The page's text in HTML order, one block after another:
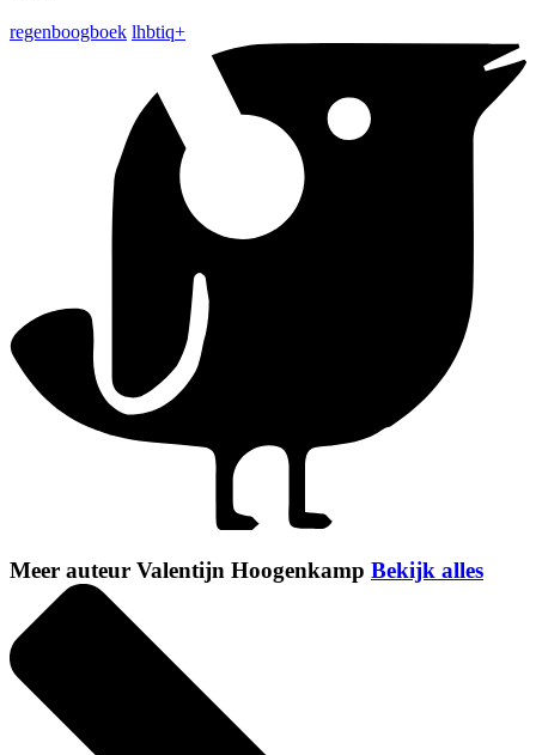
regenboogboek lhbtiq+
Meer auteur Valentijn Hoogenkamp Bekijk alles